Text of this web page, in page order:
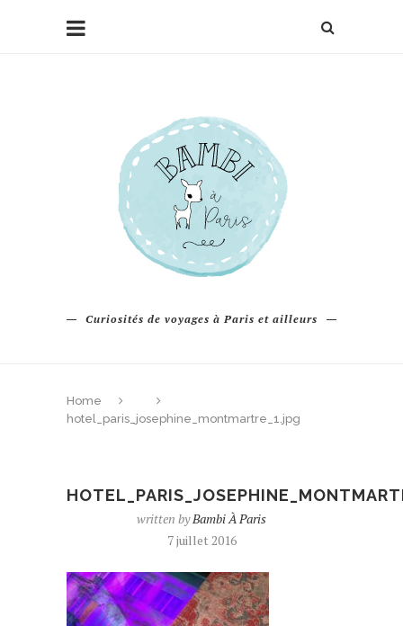
Curiosités de voyages à Paris et ailleurs
Home
hotel_paris_josephine_montmartre_1.jpg
written byBambi À Paris
7 juillet 2016